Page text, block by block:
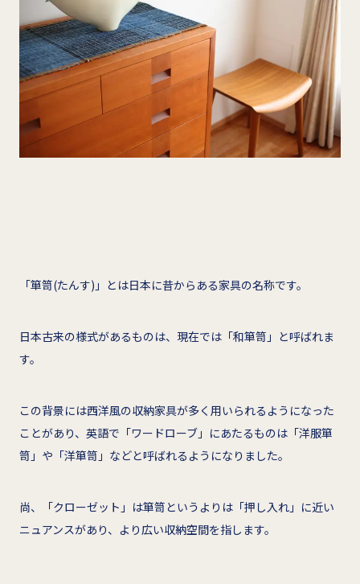
「箪笥(たんす)」とは日本に昔からある家具の名称です。
日本古来の様式があるものは、現在では「和箪笥」と呼ばれま
す。
この背景には西洋風の収納家具が多く用いられるようになった
ことがあり、英語で「ワードローブ」にあたるものは「洋服箪
笥」や「洋箪笥」などと呼ばれるようになりました。
尚、「クローゼット」は箪笥というよりは「押し入れ」に近い
ニュアンスがあり、より広い収納空間を指します。